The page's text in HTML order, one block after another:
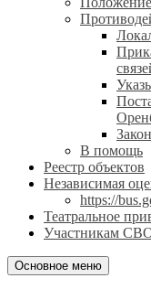
В помощь
Реестр объектов
Независимая
https://
Театральное
Участникам
Основное меню